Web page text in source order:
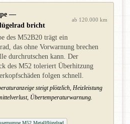
—
bricht
ab 120.000 km
des M52B20 trägt ein
das ohne Vorwarnung brechen
durchrutschen kann. Der
des M52 toleriert Überhitzung
folgen schnell.
steigt plötzlich, Heizleistung
Übertemperaturwarnung.
M52 Metallflügelrad